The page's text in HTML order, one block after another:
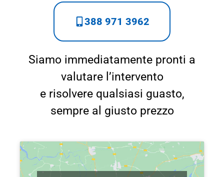
388 971 3962
Siamo immediatamente pronti a
valutare l’intervento
e risolvere qualsiasi guasto,
sempre al giusto prezzo